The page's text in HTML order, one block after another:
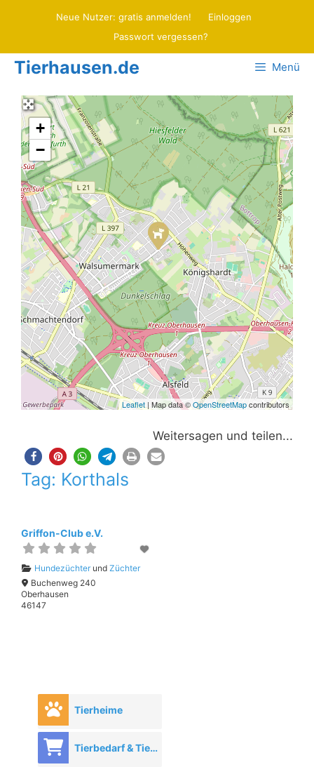
Neue Nutzer: gratis anmelden!
Einloggen
Passwort vergessen?
Tierhausen.de Menü
+
−
Leaflet | Map data ©OpenStreetMapcontributors
Weitersagen und teilen...
Tag: Korthals
Griffon-Club e.V.
Hundezüchterund Züchter
Buchenweg 240
Oberhausen
46147
Tierheime
Tierbedarf & Tierhandel